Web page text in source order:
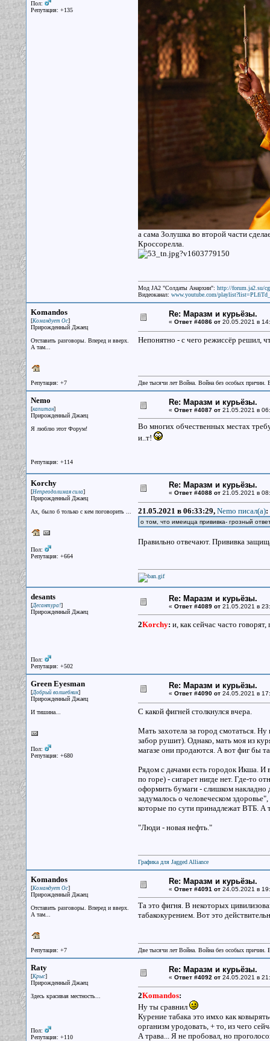
Пол:
Репутация: +135
а сама Золушка во второй части
Кроссорелла.
Мод JA2 "Солдаты Анархии": http://forum.ja2.su/
Видеоканал: www.youtube.com/
Komandos
[Командует Ос]
Прирожденный Джаец
Отставить разговоры. Вперед и вверх.
А там...
Репутация: +7
Re: Маразм и курьёзы.
« Ответ #4086 от20.05.2021 в
Непонятно - с чего режиссёр решил,
Две тысячи лет Война. Война без особых
Nemo
[капитан]
Прирожденный Джаец
Я люблю этот Форум!
Репутация: +114
Re: Маразм и курьёзы.
« Ответ #4087 от21.05.2021 в
Во многих обчественных местах
и..т!
Korchy
[Непреодолимая сила]
Прирожденный Джаец
Ах, было б только с кем поговорить ...
Пол:
Репутация: +664
Re: Маразм и курьёзы.
« Ответ #4088 от21.05.2021 в
21.05.2021 в 06:33:29, Nemo писал(a):
о том, что имеицца прививка- грозный
Правильно отвечают. Прививка
desants
[Десантура!]
Прирожденный Джаец
Пол:
Репутация: +502
Re: Маразм и курьёзы.
« Ответ #4089 от21.05.2021 в
2Korchy: и, как сейчас часто
Green Eyesman
[Добрый волшебник]
Прирожденный Джаец
И тишина...
Пол:
Репутация: +680
Re: Маразм и курьёзы.
« Ответ #4090 от24.05.2021 в
С какой фигней столкнулся вчера.
Мать захотела за город смотаться.
забор рушит). Однако, мать моя из
магазе они продаются. А вот фиг бы
Рядом с дачами есть городок Икша. И
по горе) - сигарет нигде нет. Где-то
оформить бумаги - слишком накладно
задумалось о человеческом
которые по сути принадлежат ВТБ. А
"Люди - новая нефть."
Графика для Jagged Alliance
Komandos
[Командует Ос]
Прирожденный Джаец
Отставить разговоры. Вперед и вверх.
А там...
Репутация: +7
Re: Маразм и курьёзы.
« Ответ #4091 от24.05.2021 в
Та это фигня. В некоторых
табакокурением. Вот это
Две тысячи лет Война. Война без особых
Raty
[Крыс]
Прирожденный Джаец
Здесь красивая местность...
Пол:
Репутация: +110
Re: Маразм и курьёзы.
« Ответ #4092 от24.05.2021 в
2Komandos:
Ну ты сравнил
Курение табака это имхо как
организм уродовать, + то, из чего
А трава... Я не пробовал, но